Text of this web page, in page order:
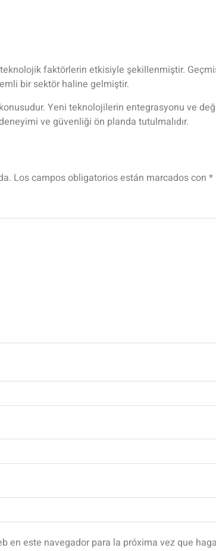
faktörlerin etkisiyle şekillenmiştir.
bir sektör haline gelmiştir.
Yeni teknolojilerin entegrasyonu ve
ve güvenliği ön planda tutulmalıdır.
Los campos obligatorios están marcados con *
en este navegador para la próxima vez que